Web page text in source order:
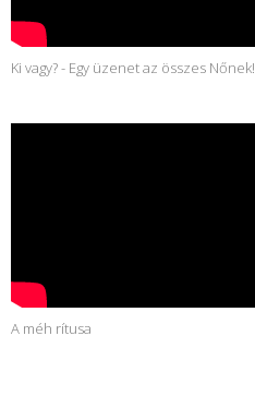
Ki vagy? - Egy üzenet az összes Nőnek!
A méh rítusa